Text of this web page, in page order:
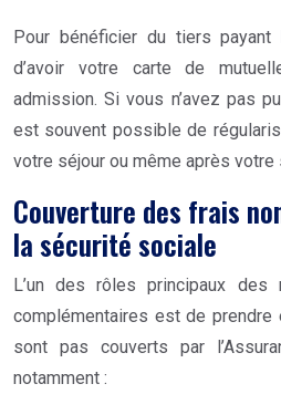
Pour bénéficier du tiers payant
d’avoir votre carte de
admission. Si vous n’avez pas
est souvent possible de
votre séjour ou même après votre
Couverture des frais
la sécurité sociale
L’un des rôles principaux des
complémentaires est de
sont pas couverts par
notamment :